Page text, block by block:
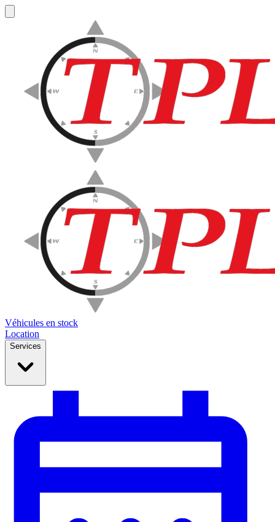
Véhicules en stock
Location
Services